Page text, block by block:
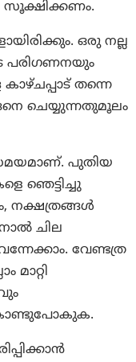
ഒരു നല്ല
പരിഗണനയും
തന്നെ
ചെയ്യുന്നതുമൂലം
പുതിയ
ഞെട്ടിച്ചു
നക്ഷത്രങ്ങള്‍
ചില
വേണ്ടത്ര